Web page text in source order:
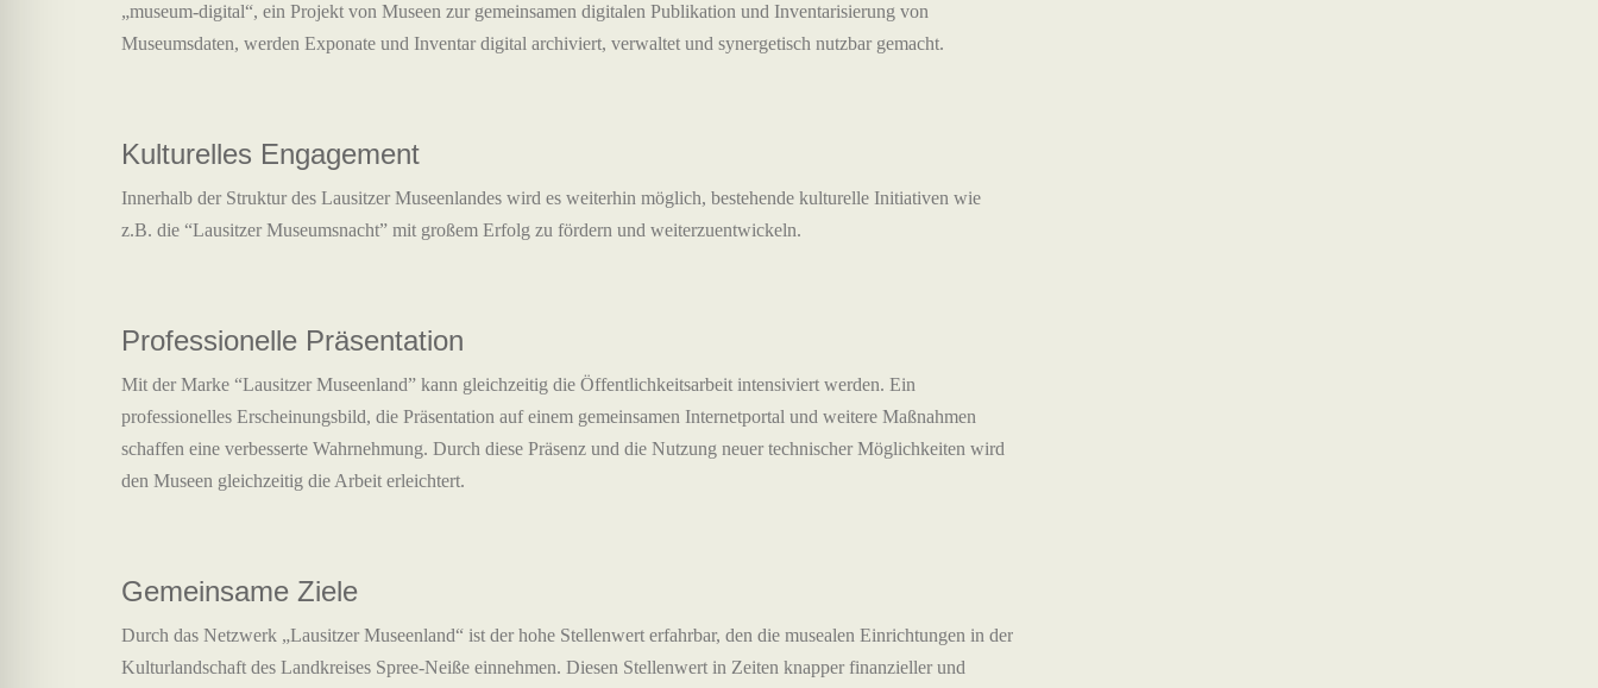
„museum-digital“, ein Projekt von Museen zur gemeinsamen digitalen Publikation und Inventarisierung von
Museumsdaten, werden Exponate und Inventar digital archiviert, verwaltet und synergetisch nutzbar gemacht.
Kulturelles Engagement
Innerhalb der Struktur des Lausitzer Museenlandes wird es weiterhin möglich, bestehende kulturelle Initiativen wie
z.B. die “Lausitzer Museumsnacht” mit großem Erfolg zu fördern und weiterzuentwickeln.
Professionelle Präsentation
Mit der Marke “Lausitzer Museenland” kann gleichzeitig die Öffentlichkeitsarbeit intensiviert werden. Ein
professionelles Erscheinungsbild, die Präsentation auf einem gemeinsamen Internetportal und weitere Maßnahmen
schaffen eine verbesserte Wahrnehmung. Durch diese Präsenz und die Nutzung neuer technischer Möglichkeiten wird
den Museen gleichzeitig die Arbeit erleichtert.
Gemeinsame Ziele
Durch das Netzwerk „Lausitzer Museenland“ ist der hohe Stellenwert erfahrbar, den die musealen Einrichtungen in der
Kulturlandschaft des Landkreises Spree-Neiße einnehmen. Diesen Stellenwert in Zeiten knapper finanzieller und